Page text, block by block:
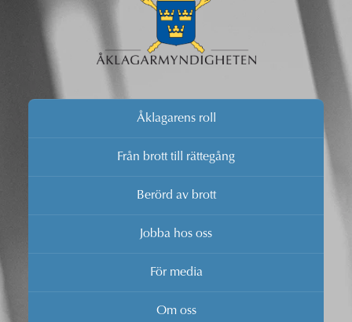
Åklagarens roll
Från brott till rättegång
Berörd av brott
Jobba hos oss
För media
Om oss